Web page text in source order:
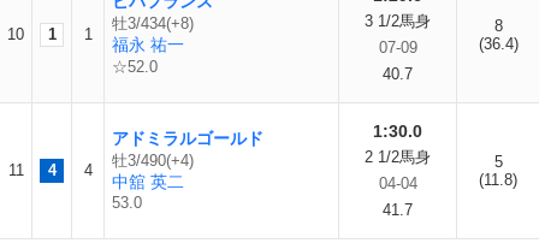
10 1 1
牡3/434(+8)
福永 祐一
☆52.0
3 1/2馬身
07-09
40.7
8
(36.4)
11 4 4
アドミラルゴールド
牡3/490(+4)
中舘 英二
53.0
1:30.0
2 1/2馬身
04-04
41.7
5
(11.8)